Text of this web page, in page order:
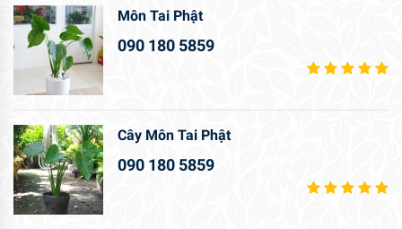
Môn Tai Phật
090 180 5859
Cây Môn Tai Phật
090 180 5859